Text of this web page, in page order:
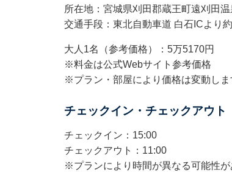
所在地：宮城県刈田郡蔵王町遠刈田
交通手段：東北自動車道 白石ICより
大人1名（参考価格）：5万5170円
※料金は公式Webサイト参考価格
※プラン・部屋により価格は変動しま
チェックイン・チェックアウト
チェックイン：15:00
チェックアウト：11:00
※プランにより時間が異なる可能性が